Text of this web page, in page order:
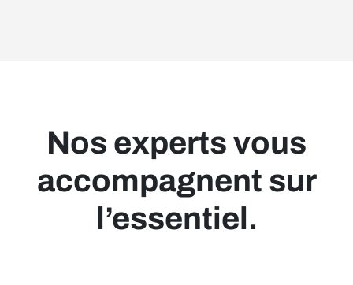
Nos experts vous
accompagnent sur
l’essentiel.